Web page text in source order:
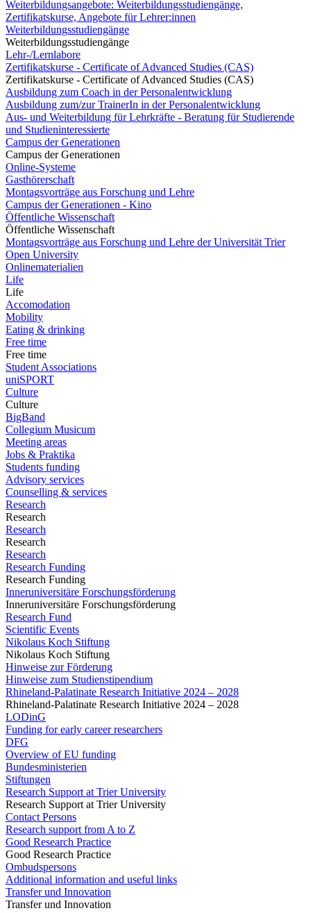
Weiterbildungsangebote: Weiterbildungsstudiengänge,
Zertifikatskurse, Angebote für Lehrer:innen
Weiterbildungsstudiengänge
Weiterbildungsstudiengänge
Lehr-/Lernlabore
Zertifikatskurse - Certificate of Advanced Studies (CAS)
Zertifikatskurse - Certificate of Advanced Studies (CAS)
Ausbildung zum Coach in der Personalentwicklung
Ausbildung zum/zur TrainerIn in der Personalentwicklung
Aus- und Weiterbildung für Lehrkräfte - Beratung für Studierende
und Studieninteressierte
Campus der Generationen
Campus der Generationen
Online-Systeme
Gasthörerschaft
Montagsvorträge aus Forschung und Lehre
Campus der Generationen - Kino
Öffentliche Wissenschaft
Öffentliche Wissenschaft
Montagsvorträge aus Forschung und Lehre der Universität Trier
Open University
Onlinematerialien
Life
Life
Accomodation
Mobility
Eating & drinking
Free time
Free time
Student Associations
uniSPORT
Culture
Culture
BigBand
Collegium Musicum
Meeting areas
Jobs & Praktika
Students funding
Advisory services
Counselling & services
Research
Research
Research
Research
Research
Research Funding
Research Funding
Inneruniversitäre Forschungsförderung
Inneruniversitäre Forschungsförderung
Research Fund
Scientific Events
Nikolaus Koch Stiftung
Nikolaus Koch Stiftung
Hinweise zur Förderung
Hinweise zum Studienstipendium
Rhineland-Palatinate Research Initiative 2024 – 2028
Rhineland-Palatinate Research Initiative 2024 – 2028
LODinG
Funding for early career researchers
DFG
Overview of EU funding
Bundesministerien
Stiftungen
Research Support at Trier University
Research Support at Trier University
Contact Persons
Research support from A to Z
Good Research Practice
Good Research Practice
Ombudspersons
Additional information and useful links
Transfer und Innovation
Transfer und Innovation